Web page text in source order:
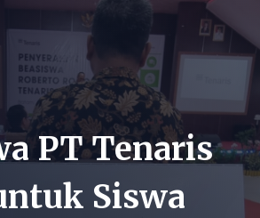
PT Tenaris
Siswa